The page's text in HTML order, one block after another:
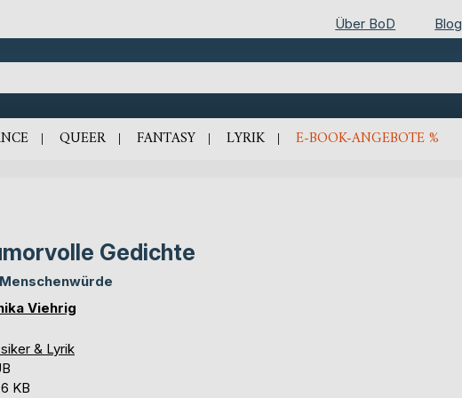
Über BoD Blog
QUEER FANTASY LYRIK E-BOOK-ANGEBOTE %
Gedichte
Viehrig
& Lyrik
KB